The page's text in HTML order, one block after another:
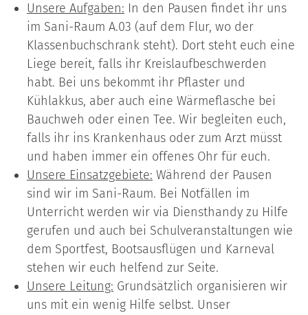
Unsere Aufgaben: In den Pausen findet ihr uns
im Sani-Raum A.03 (auf dem Flur, wo der
Klassenbuchschrank steht). Dort steht euch eine
Liege bereit, falls ihr Kreislaufbeschwerden
habt. Bei uns bekommt ihr Pflaster und
Kühlakkus, aber auch eine Wärmeflasche bei
Bauchweh oder einen Tee. Wir begleiten euch,
falls ihr ins Krankenhaus oder zum Arzt müsst
und haben immer ein offenes Ohr für euch.
Unsere Einsatzgebiete: Während der Pausen
sind wir im Sani-Raum. Bei Notfällen im
Unterricht werden wir via Diensthandy zu Hilfe
gerufen und auch bei Schulveranstaltungen wie
dem Sportfest, Bootsausflügen und Karneval
stehen wir euch helfend zur Seite.
Unsere Leitung: Grundsätzlich organisieren wir
uns mit ein wenig Hilfe selbst. Unser